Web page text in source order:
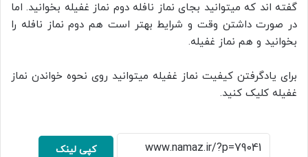
گفته اند که میتوانید بجای نماز نافله دوم نماز غفیله بخوانید. اما
در صورت داشتن وقت و شرایط بهتر است هم دوم نماز نافله را
بخوانید و هم نماز غفیله.
برای یادگرفتن کیفیت نماز غفیله میتوانید روی نحوه خواندن نماز
غفیله کلیک کنید.
کپی لینک